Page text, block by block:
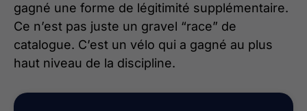
gagné une forme de légitimité supplémentaire.
Ce n’est pas juste un gravel “race” de
catalogue. C’est un vélo qui a gagné au plus
haut niveau de la discipline.